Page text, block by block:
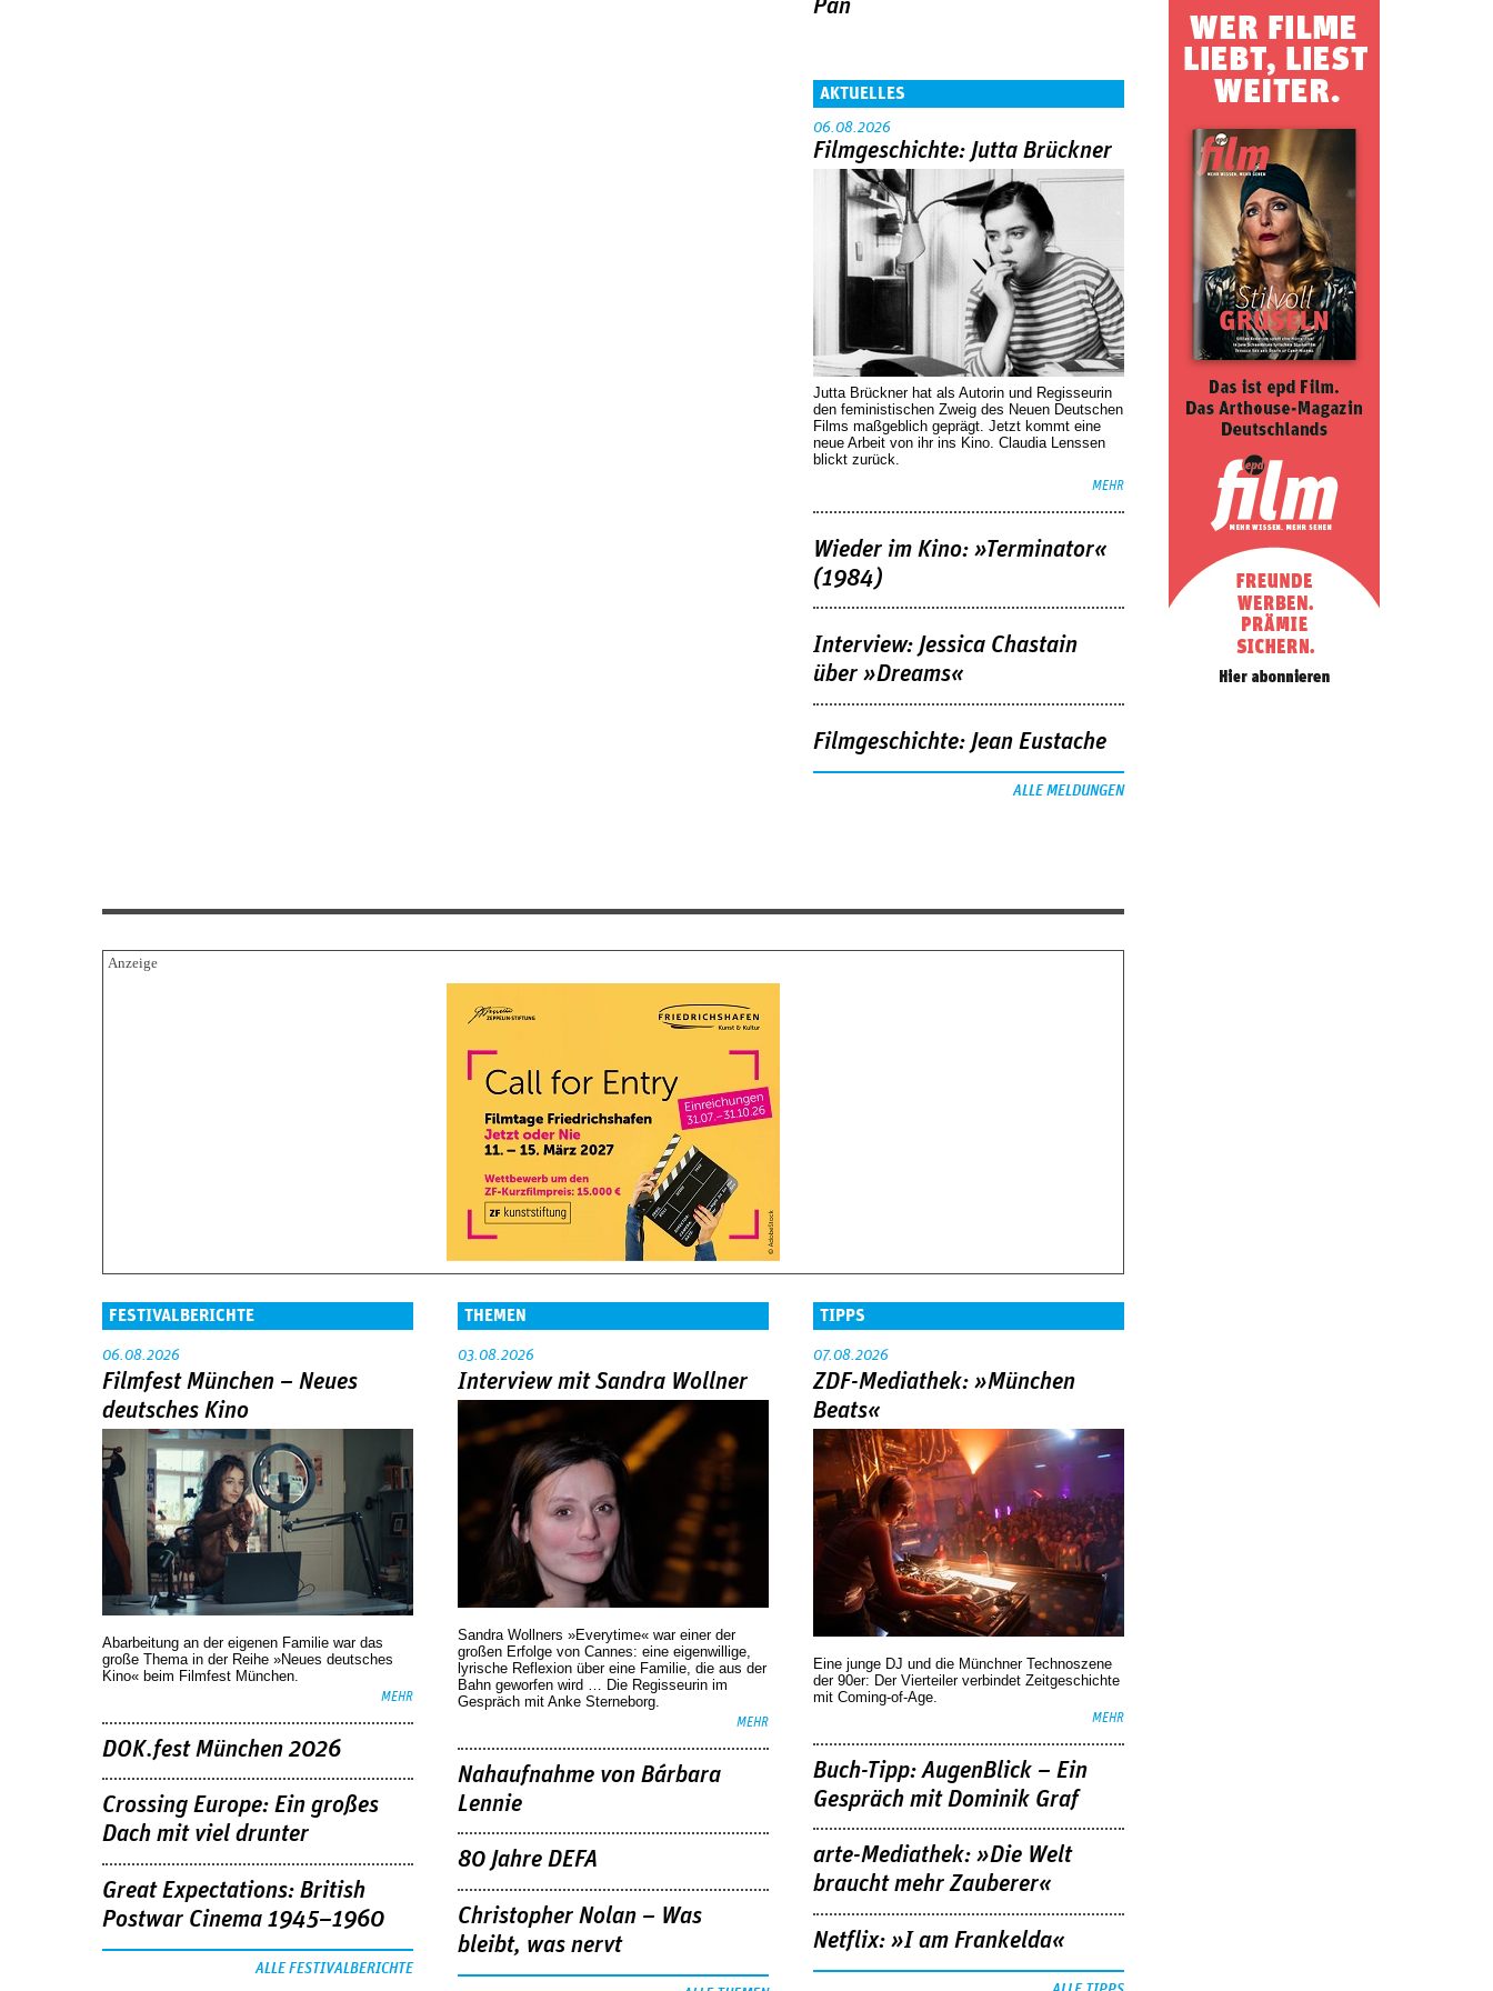
Pan
AKTUELLES
06.08.2026
Filmgeschichte: Jutta Brückner
Jutta Brückner hat als Autorin und Regisseurin
den feministischen Zweig des Neuen Deutschen
Films maßgeblich geprägt. Jetzt kommt eine
neue Arbeit von ihr ins Kino. Claudia Lenssen
blickt zurück.
MEHR
Wieder im Kino: »Terminator«
(1984)
Interview: Jessica Chastain
über »Dreams«
Filmgeschichte: Jean Eustache
ALLE MELDUNGEN
FESTIVALBERICHTE
06.08.2026
Filmfest München – Neues
deutsches Kino
Abarbeitung an der eigenen Familie war das
große Thema in der Reihe »Neues deutsches
Kino« beim Filmfest München.
MEHR
DOK.fest München 2026
Crossing Europe: Ein großes
Dach mit viel drunter
Great Expectations: British
Postwar Cinema 1945–1960
ALLE FESTIVALBERICHTE
THEMEN
03.08.2026
Interview mit Sandra Wollner
Sandra Wollners »Everytime« war einer der
großen Erfolge von Cannes: eine eigenwillige,
lyrische Reflexion über eine ­Familie, die aus der
Bahn geworfen wird … Die Regisseurin im
Gespräch mit Anke Sterneborg.
MEHR
Nahaufnahme von Bárbara
Lennie
80 Jahre DEFA
Christopher Nolan – Was
bleibt, was nervt
TIPPS
07.08.2026
ZDF-Mediathek: »München
Beats«
Eine junge DJ und die Münchner Technoszene
der 90er: Der Vierteiler verbindet Zeitgeschichte
mit Coming-of-Age.
MEHR
Buch-Tipp: AugenBlick – Ein
Gespräch mit Dominik Graf
arte-Mediathek: »Die Welt
braucht mehr Zauberer«
Netflix: »I am Frankelda«